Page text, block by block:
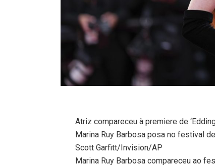
Atriz compareceu à premiere de
Marina Ruy Barbosa posa no festival
Scott Garfitt/Invision/AP
Marina Ruy Barbosa compareceu ao